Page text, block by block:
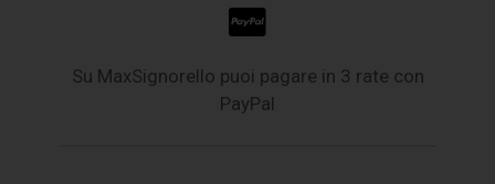
Su MaxSignorello puoi pagare in 3 rate con
PayPal